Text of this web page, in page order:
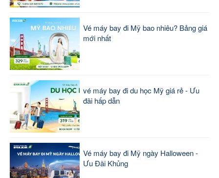
Vé máy bay đi Mỹ bao nhiêu? Bảng giá
mới nhất
vé máy bay đi du học Mỹ giá rẻ - Ưu
đãi hấp dẫn
Vé máy bay đi Mỹ ngày Halloween -
Ưu Đãi Khủng